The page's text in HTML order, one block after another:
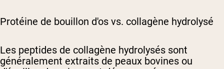
Protéine de bouillon d'os vs. collagène hydrolysé
Les peptides de collagène hydrolysés sont
généralement extraits de peaux bovines ou